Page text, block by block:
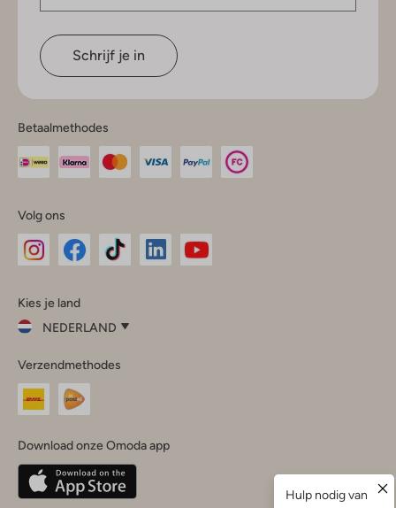
Schrijf je in
Betaalmethodes
Volg ons
InstagramFacebook
Kies je land
NEDERLAND
je
land
Nederland
Belgique(Français)
Deutschland
Verzendmethodes
Download onze Omoda app